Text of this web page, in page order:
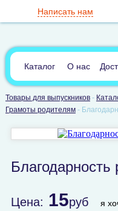
8(812)385-66-65
8(905) 700-70-04
По России звонок
бесплатный
(круглосуточно)
Написать нам
В сравнении:0
Каталог О нас
Товары для выпускников-
Грамоты родителям-
Цена: 15руб я